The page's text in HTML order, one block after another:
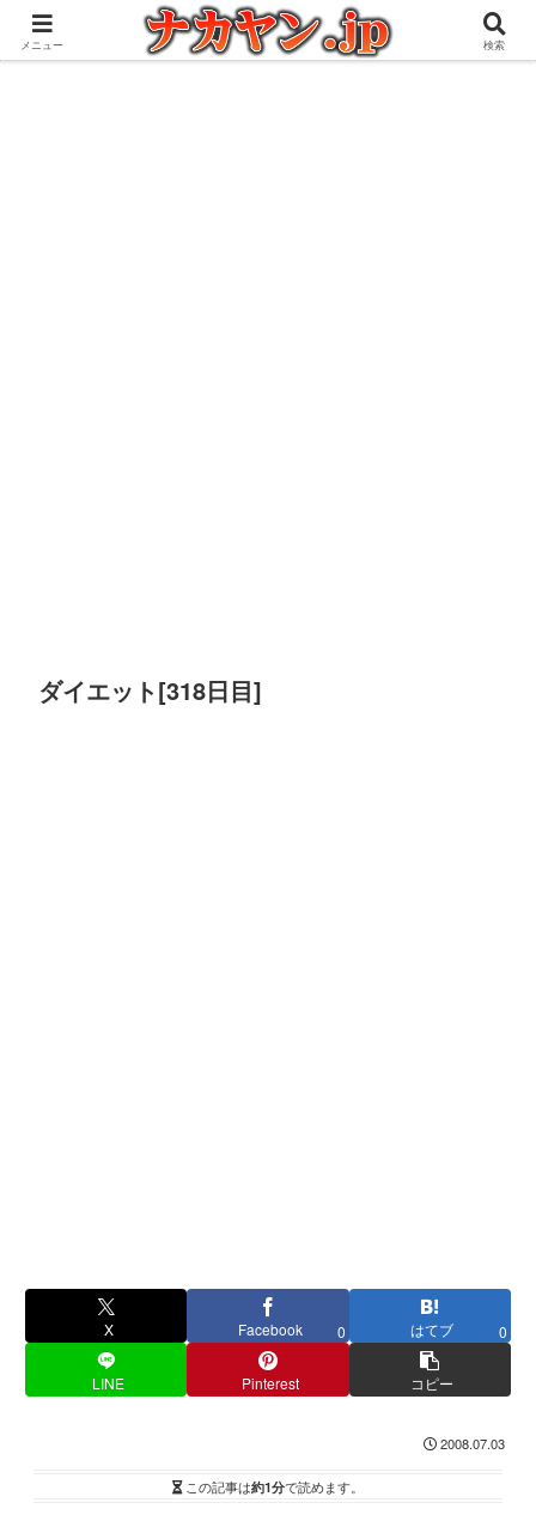
アウトドアとガジェット好きな管理人の愉快な日々を綴るブログ
ダイエット[318日目]
X Facebook 0 はてブ 0
LINE Pinterest コピー
2008.07.03
この記事は約1分で読めます。
メニュー 検索